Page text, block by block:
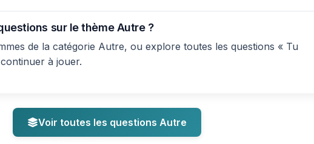
sur le thème Autre ?
de la catégorie Autre, ou explore toutes les questions « Tu
à jouer.
Voir toutes les questions Autre